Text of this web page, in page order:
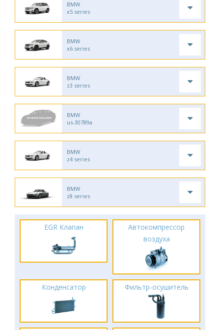
BMW
x5 series
BMW
x6 series
BMW
z3 series
BMW
us-30789a
BMW
z4 series
BMW
z8 series
EGR Клапан
Автокомпрессор
воздуха
Конденсатор Фильтр-осушитель